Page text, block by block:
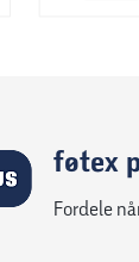
føtex
Fordele